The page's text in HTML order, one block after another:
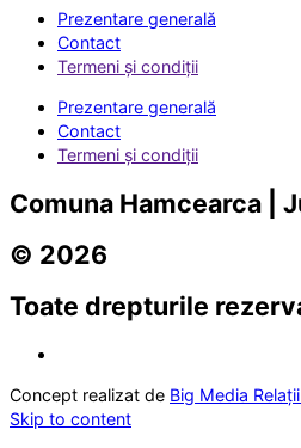
Prezentare generală
Contact
Termeni și condiții
Prezentare generală
Contact
Termeni și condiții
Comuna Hamcearca |
© 2026
Toate drepturile
Concept realizat de Big Media
Skip to content